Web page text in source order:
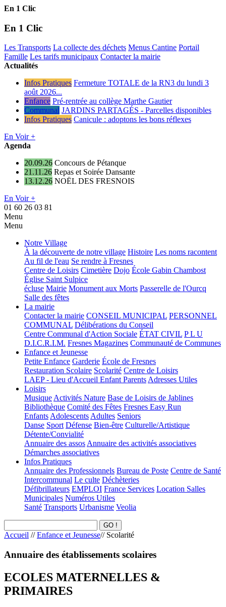
En 1 Clic
En 1 Clic
Les Transports La collecte des déchets Menus Cantine Portail
Famille Les tarifs municipaux Contacter la mairie
Actualités
Infos Pratiques Fermeture TOTALE de la RN3 du lundi 3
août 2026...
Enfance Pré-rentrée au collège Marthe Gautier
Communal JARDINS PARTAGÉS - Parcelles disponibles
Infos Pratiques Canicule : adoptons les bons réflexes
En Voir +
Agenda
20.09.26 Concours de Pétanque
21.11.26 Repas et Soirée Dansante
13.12.26 NOËL DES FRESNOIS
En Voir +
01 60 26 03 81
Menu
Menu
Notre Village
À la découverte de notre village Histoire Les noms racontent
Au fil de l'eau Se rendre à Fresnes
Centre de Loisirs Cimetière Dojo École Gabin Chambost
Église Saint Sulpice
écluse Mairie Monument aux Morts Passerelle de l'Ourcq
Salle des fêtes
La mairie
Contacter la mairie CONSEIL MUNICIPAL PERSONNEL
COMMUNAL Délibérations du Conseil
Centre Communal d'Action Sociale ÉTAT CIVIL P L U
D.I.C.R.I.M. Fresnes Magazines Communauté de Communes
Enfance et Jeunesse
Petite Enfance Garderie École de Fresnes
Restauration Scolaire Scolarité Centre de Loisirs
LAEP - Lieu d'Accueil Enfant ParentsAdresses Utiles
Loisirs
MusiqueActivités Nature Base de Loisirs de Jablines
Bibliothèque Comité des Fêtes Fresnes Easy Run
EnfantsAdolescentsAdultes Seniors
Danse Sport Défense Bien-être Culturelle/Artistique
Détente/Convialité
Annuaire des assosAnnuaire des activités associatives
Démarches associatives
Infos Pratiques
Annuaire des Professionnels Bureau de Poste Centre de Santé
Intercommunal Le culte Déchèteries
Défibrillateurs EMPLOI France Services Location Salles
Municipales Numéros Utiles
Santé Transports Urbanisme Veolia
Accueil // Enfance et Jeunesse// Scolarité
Annuaire des établissements scolaires
ECOLES MATERNELLES &
PRIMAIRES